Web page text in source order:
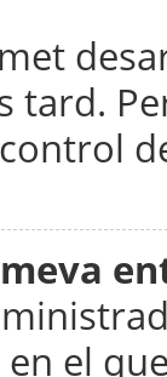
tard.
el